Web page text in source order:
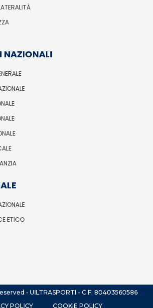
NAZIONALI
ETICO
- UILTRASPORTI - C.F. 80403560586
POLICY
COOKIE POLICY